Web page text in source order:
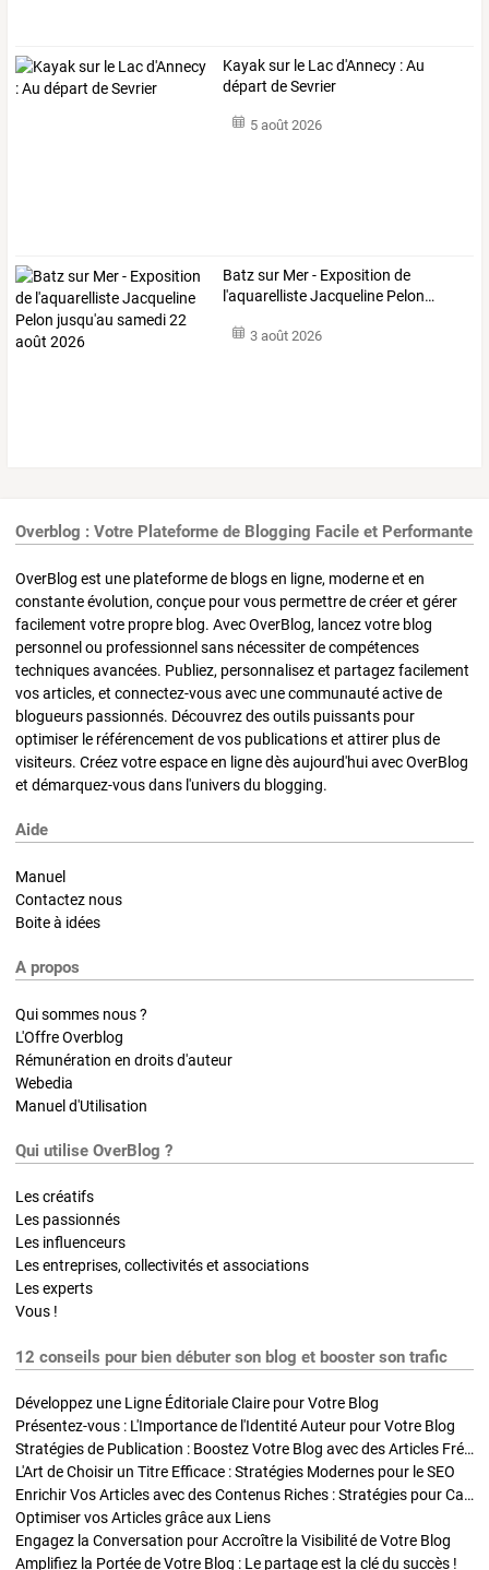
Kayak sur le Lac d'Annecy : Au
départ de Sevrier
5 août 2026
Batzsur Mer- Exposition de
l'aquarellisteJacqueline Pelon…
3 août 2026
Overblog : Votre Plateforme de Blogging Facile et Performante
OverBlog est une plateforme de blogs en ligne, moderne et en
constante évolution, conçue pour vous permettre de créer et gérer
facilement votre propre blog. Avec OverBlog, lancez votre blog
personnel ou professionnel sans nécessiter de compétences
techniques avancées. Publiez, personnalisez et partagez facilement
vos articles, et connectez-vous avec une communauté active de
blogueurs passionnés. Découvrez des outils puissants pour
optimiser le référencement de vos publications et attirer plus de
visiteurs. Créez votre espace en ligne dès aujourd'hui avec OverBlog
et démarquez-vous dans l'univers du blogging.
Aide
Manuel
Contactez nous
Boite à idées
A propos
Qui sommes nous ?
L'Offre Overblog
Rémunération en droits d'auteur
Webedia
Manuel d'Utilisation
Qui utilise OverBlog ?
Les créatifs
Les passionnés
Les influenceurs
Les entreprises, collectivités et associations
Les experts
Vous !
12 conseils pour bien débuter son blog et booster son trafic
Développez une Ligne Éditoriale Claire pour Votre Blog
Présentez-vous : L'Importance de l'Identité Auteur pour Votre Blog
Stratégies de Publication : Boostez Votre Blog avec des Articles Fréquents et Exclusifs
L'Art de Choisir un Titre Efficace : Stratégies Modernes pour le SEO
Enrichir Vos Articles avec des Contenus Riches : Stratégies pour Captiver et Optimiser
Optimiser vos Articles grâce aux Liens
Engagez la Conversation pour Accroître la Visibilité de Votre Blog
Amplifiez la Portée de Votre Blog : Le partage est la clé du succès !